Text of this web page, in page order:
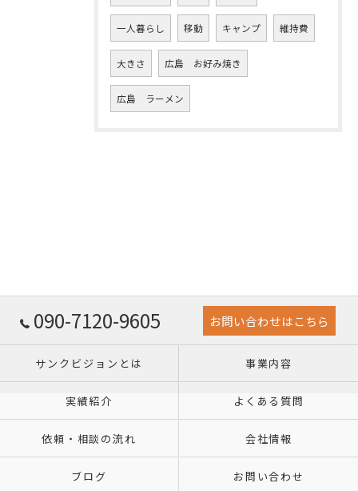
一人暮らし 移動 キャンプ 維持費
大きさ 広島 お好み焼き
広島 ラーメン
090-7120-9605 お問い合わせはこちら
サンクビジョンとは 事業内容
実績紹介 よくある質問
依頼・相談の流れ 会社情報
ブログ お問い合わせ